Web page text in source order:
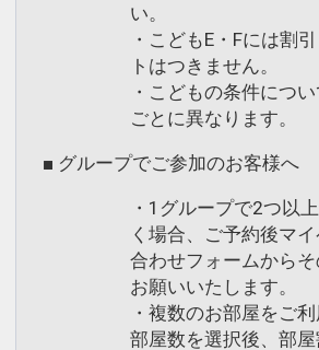
い。
・こどもE・Fには割
トはつきません。
・こどもの条件につ
ごとに異なります。
■ グループでご参加のお客様へ
・1グループで2つ以
く場合、ご予約後マ
合わせフォームから
お願いいたします。
・複数のお部屋をご
部屋数を選択後、部